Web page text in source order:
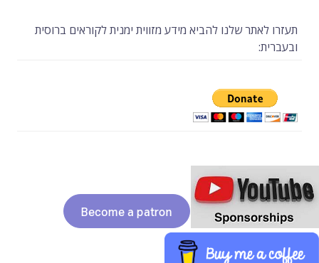
תעזרו לאתר שלנו להביא מידע מזווית ימנית לקוראים ברוסית
ובעברית: